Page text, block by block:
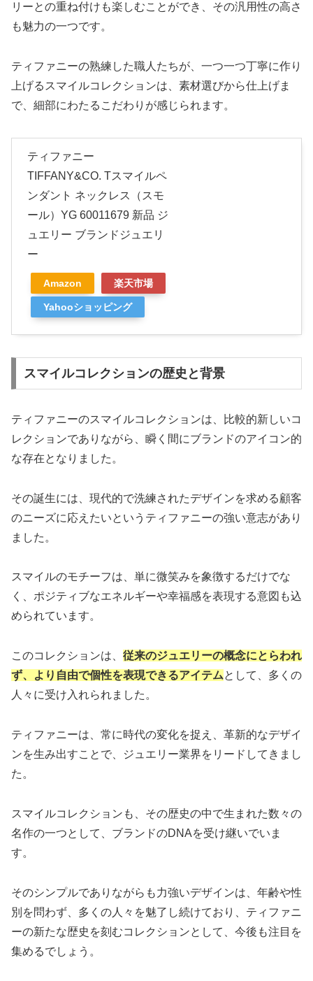
リーとの重ね付けも楽しむことができ、その汎用性の高さ
も魅力の一つです。
ティファニーの熟練した職人たちが、一つ一つ丁寧に作り
上げるスマイルコレクションは、素材選びから仕上げま
で、細部にわたるこだわりが感じられます。
ティファニー
TIFFANY&CO. Tスマイルペ
ンダント ネックレス（スモ
ール）YG 60011679 新品 ジ
ュエリー ブランドジュエリ
ー
Amazon 楽天市場
Yahooショッピング
スマイルコレクションの歴史と背景
ティファニーのスマイルコレクションは、比較的新しいコ
レクションでありながら、瞬く間にブランドのアイコン的
な存在となりました。
その誕生には、現代的で洗練されたデザインを求める顧客
のニーズに応えたいというティファニーの強い意志があり
ました。
スマイルのモチーフは、単に微笑みを象徴するだけでな
く、ポジティブなエネルギーや幸福感を表現する意図も込
められています。
このコレクションは、 従来のジュエリーの概念にとらわれ
ず、より自由で個性を表現できるアイテムとして、多くの
人々に受け入れられました。
ティファニーは、常に時代の変化を捉え、革新的なデザイ
ンを生み出すことで、ジュエリー業界をリードしてきまし
た。
スマイルコレクションも、その歴史の中で生まれた数々の
名作の一つとして、ブランドのDNAを受け継いでいま
す。
そのシンプルでありながらも力強いデザインは、年齢や性
別を問わず、多くの人々を魅了し続けており、ティファニ
ーの新たな歴史を刻むコレクションとして、今後も注目を
集めるでしょう。